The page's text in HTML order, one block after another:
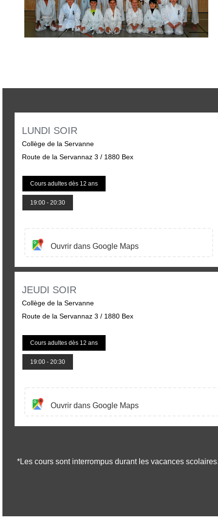
LUNDI SOIR
Collège de la Servanne
Route de la Servannaz 3 / 1880 Bex
Cours adultes dès 12 ans
19:00 - 20:30
Ouvrir dans Google Maps
JEUDI SOIR
Collège de la Servanne
Route de la Servannaz 3 / 1880 Bex
Cours adultes dès 12 ans
19:00 - 20:30
Ouvrir dans Google Maps
*Les cours sont interrompus durant les vacances